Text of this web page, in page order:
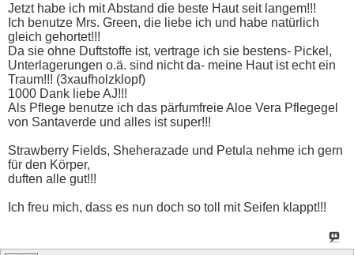
Jetzt habe ich mit Abstand die beste Haut seit langem!!!
Ich benutze Mrs. Green, die liebe ich und habe natürlich
gleich gehortet!!!
Da sie ohne Duftstoffe ist, vertrage ich sie bestens- Pickel,
Unterlagerungen o.ä. sind nicht da- meine Haut ist echt ein
Traum!!! (3xaufholzklopf)
1000 Dank liebe AJ!!!
Als Pflege benutze ich das pärfumfreie Aloe Vera Pflegegel
von Santaverde und alles ist super!!!
Strawberry Fields, Sheherazade und Petula nehme ich gern
für den Körper,
duften alle gut!!!
Ich freu mich, dass es nun doch so toll mit Seifen klappt!!!